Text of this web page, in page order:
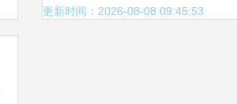
更新时间：2026-08-08 09:45:53